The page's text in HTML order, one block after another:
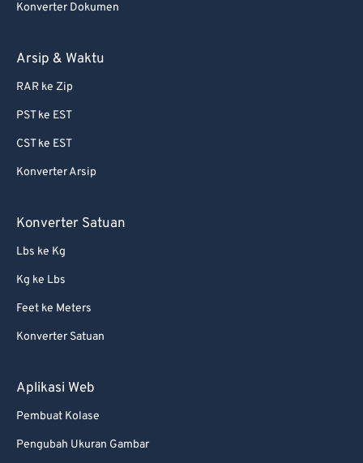
Konverter Dokumen
Arsip & Waktu
RAR ke Zip
PST ke EST
CST ke EST
Konverter Arsip
Konverter Satuan
Lbs ke Kg
Kg ke Lbs
Feet ke Meters
Konverter Satuan
Aplikasi Web
Pembuat Kolase
Pengubah Ukuran Gambar